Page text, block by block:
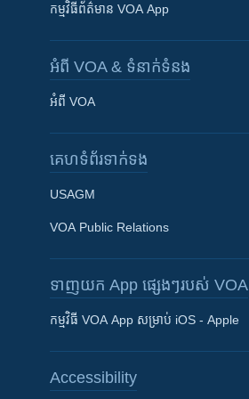
Khmer English
កម្មវិធី​ព័ត៌មាន VOA App
អំពី​ VOA & ទំនាក់ទំនង
អំពី​ VOA
គេហទំព័រ​​ទាក់ទង
USAGM
VOA Public Relations
ទាញយក​ App ផ្សេងៗ​របស់​ VOA
កម្មវិធី​ VOA App សម្រាប់ iOS - Apple
Accessibility